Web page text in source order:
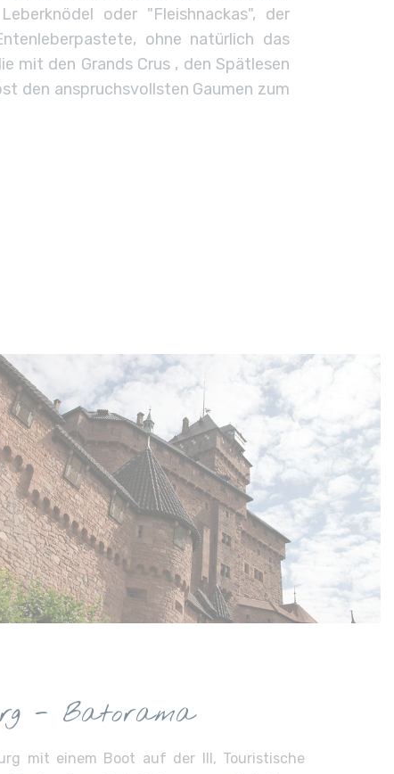
oder "Fleishnackas", der
ohne natürlich das
mit den Grands Crus , den Spätlesen
den anspruchsvollsten Gaumen zum
- Batorama
mit einem Boot auf der Ill, Touristische